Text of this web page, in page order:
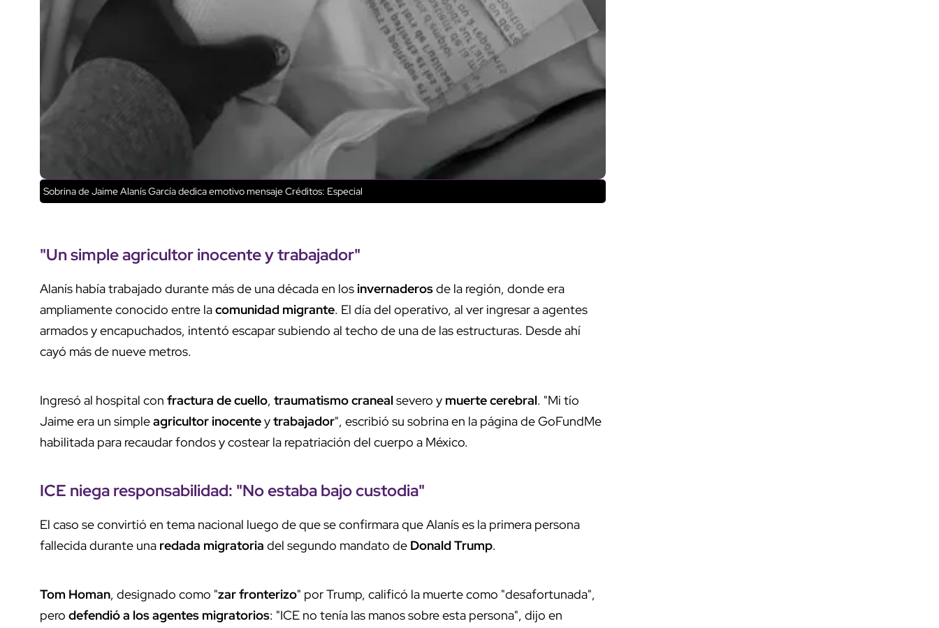
Sobrina de Jaime Alanís García dedica emotivo mensajeCréditos: Especial
"Un simpleagricultor inocenteytrabajador"
Alanís había trabajado durante más de una década en losinvernaderosde la región, donde era
ampliamente conocido entre lacomunidad migrante. El día del operativo, al ver ingresar a agentes
armados y encapuchados, intentó escapar subiendo al techo de una de las estructuras. Desde ahí
cayó más de nueve metros.
Ingresó al hospital con fractura de cuello, traumatismo cranealsevero y muerte cerebral. "Mi tío
Jaime era un simpleagricultor inocenteytrabajador", escribió su sobrina en la página de GoFundMe
habilitada para recaudar fondos y costear la repatriación del cuerpo a México.
ICE niega responsabilidad: "No estababajo custodia"
El caso se convirtió en tema nacional luego de que se confirmara que Alanís es la primera persona
fallecida durante una redada migratoria del segundo mandato de Donald Trump.
Tom Homan, designado como "zar fronterizo" por Trump, calificó la muerte como "desafortunada",
pero defendió a los agentes migratorios: "ICE no tenía las manos sobre esta persona", dijo en